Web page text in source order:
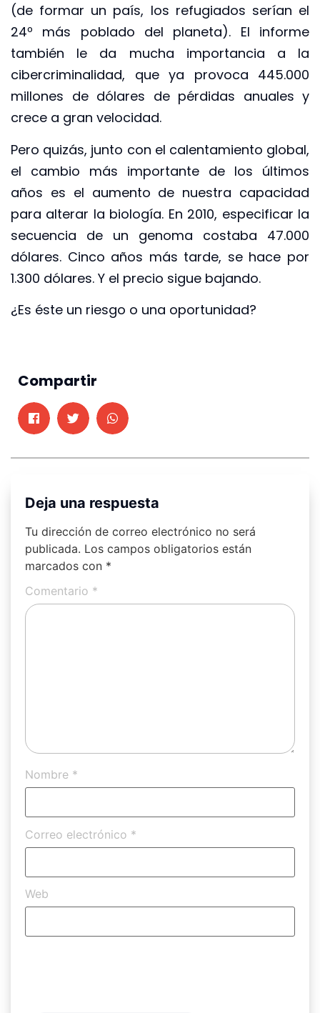
(de formar un país, los refugiados serían el
24º más poblado del planeta). El informe
también le da mucha importancia a la
cibercriminalidad, que ya provoca 445.000
millones de dólares de pérdidas anuales y
crece a gran velocidad.
Pero quizás, junto con el calentamiento global,
el cambio más importante de los últimos
años es el aumento de nuestra capacidad
para alterar la biología. En 2010, especificar la
secuencia de un genoma costaba 47.000
dólares. Cinco años más tarde, se hace por
1.300 dólares. Y el precio sigue bajando.
¿Es éste un riesgo o una oportunidad?
Compartir
Deja una respuesta
Tu dirección de correo electrónico no será
publicada. Los campos obligatorios están
marcados con *
Comentario *
Nombre *
Correo electrónico *
Web